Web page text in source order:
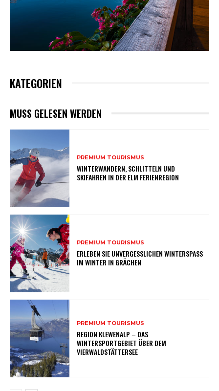
KATEGORIEN
MUSS GELESEN WERDEN
PREMIUM TOURISMUS
WINTERWANDERN, SCHLITTELN UND
SKIFAHREN IN DER ELM FERIENREGION
PREMIUM TOURISMUS
ERLEBEN SIE UNVERGESSLICHEN WINTERSPASS
IM WINTER IN GRÄCHEN
PREMIUM TOURISMUS
REGION KLEWENALP – DAS
WINTERSPORTGEBIET ÜBER DEM
VIERWALDSTÄTTERSEE